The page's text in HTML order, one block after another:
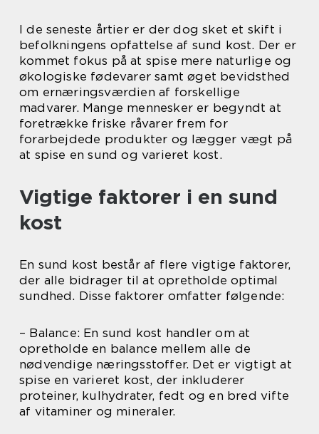
I de seneste årtier er der dog sket et skift i
befolkningens opfattelse af sund kost. Der er
kommet fokus på at spise mere naturlige og
økologiske fødevarer samt øget bevidsthed
om ernæringsværdien af forskellige
madvarer. Mange mennesker er begyndt at
foretrække friske råvarer frem for
forarbejdede produkter og lægger vægt på
at spise en sund og varieret kost.
Vigtige faktorer i en sund
kost
En sund kost består af flere vigtige faktorer,
der alle bidrager til at opretholde optimal
sundhed. Disse faktorer omfatter følgende:
– Balance: En sund kost handler om at
opretholde en balance mellem alle de
nødvendige næringsstoffer. Det er vigtigt at
spise en varieret kost, der inkluderer
proteiner, kulhydrater, fedt og en bred vifte
af vitaminer og mineraler.